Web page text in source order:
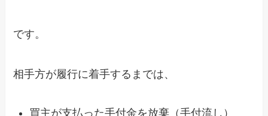
です。
相手方が履行に着手するまでは、
買主が支払った手付金を放棄（手付流し）